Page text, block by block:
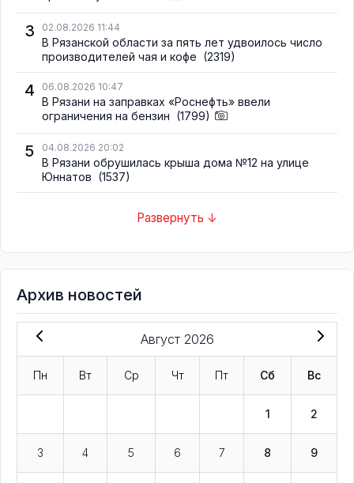
3 02.08.2026 11:44
В Рязанской области за пять лет удвоилось число
производителей чая и кофе (2319)
4 06.08.2026 10:47
В Рязани на заправках «Роснефть» ввели
ограничения на бензин (1799)
5 04.08.2026 20:02
В Рязани обрушилась крыша дома №12 на улице
Юннатов (1537)
Развернуть ↓
Архив новостей
Август 2026
Пн Вт Ср Чт Пт Сб Вс
1 2
3 4 5 6 7 8 9